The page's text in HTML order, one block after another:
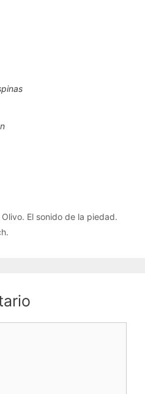
El sonido de la piedad.